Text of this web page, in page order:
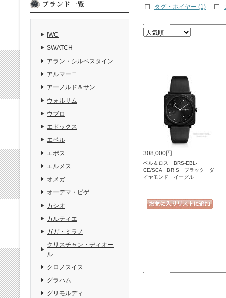
タグ・ホイヤー (1)
308,000円
ベル＆ロス BRS-EBL-
CE/SCA BR S ブラック ダ
イヤモンド イーグル
IWC
SWATCH
アラン・シルベスタイン
アルマーニ
アーノルド＆サン
ウォルサム
ウブロ
エドックス
エベル
エポス
エルメス
オメガ
オーデマ・ピゲ
カシオ
カルティエ
ガガ・ミラノ
クリスチャン・ディオー
ル
クロノスイス
グラハム
グリモルディ